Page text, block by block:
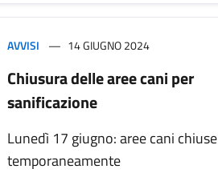
AVVISI 14 GIUGNO 2024
Chiusura delle aree cani per
sanificazione
Lunedì 17 giugno: aree cani chiuse
temporaneamente